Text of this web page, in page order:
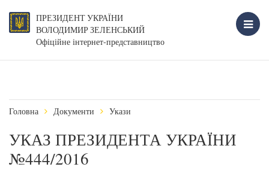
ПРЕЗИДЕНТ УКРАЇНИ
ВОЛОДИМИР ЗЕЛЕНСЬКИЙ
Офіційне інтернет-представництво
Головна Документи Укази
УКАЗ ПРЕЗИДЕНТА УКРАЇНИ
№444/2016